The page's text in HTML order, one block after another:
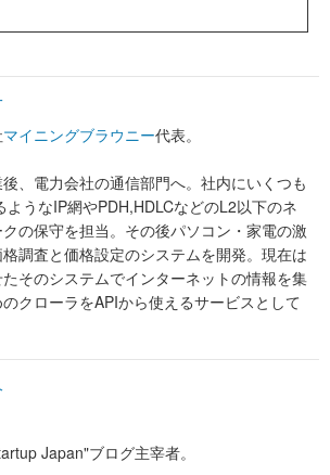
マイニングブラウニー代表。
、電力会社の通信部門へ。社内にいくつも
ようなIP網やPDH,HDLCなどのL2以下のネ
クの保守を担当。その後パソコン・家電の激
調査と価格設定のシステムを開発。現在は
そのシステムでインターネットの情報を集
クローラをAPIから使えるサービスとして
Japan"ブログ主宰者。